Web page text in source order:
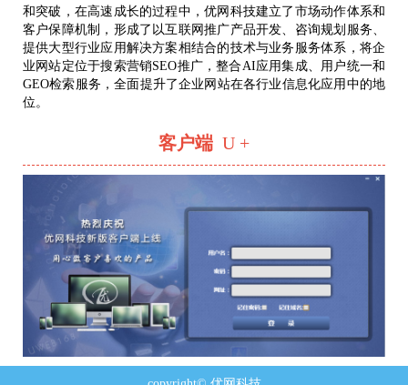
和突破，在高速成长的过程中，优网科技建立了市场动作体系和
客户保障机制，形成了以互联网推广产品开发、咨询规划服务、
提供大型行业应用解决方案相结合的技术与业务服务体系，将企
业网站定位于搜索营销SEO推广，整合AI应用集成、用户统一和
GEO检索服务，全面提升了企业网站在各行业信息化应用中的地
位。
客户端 U +